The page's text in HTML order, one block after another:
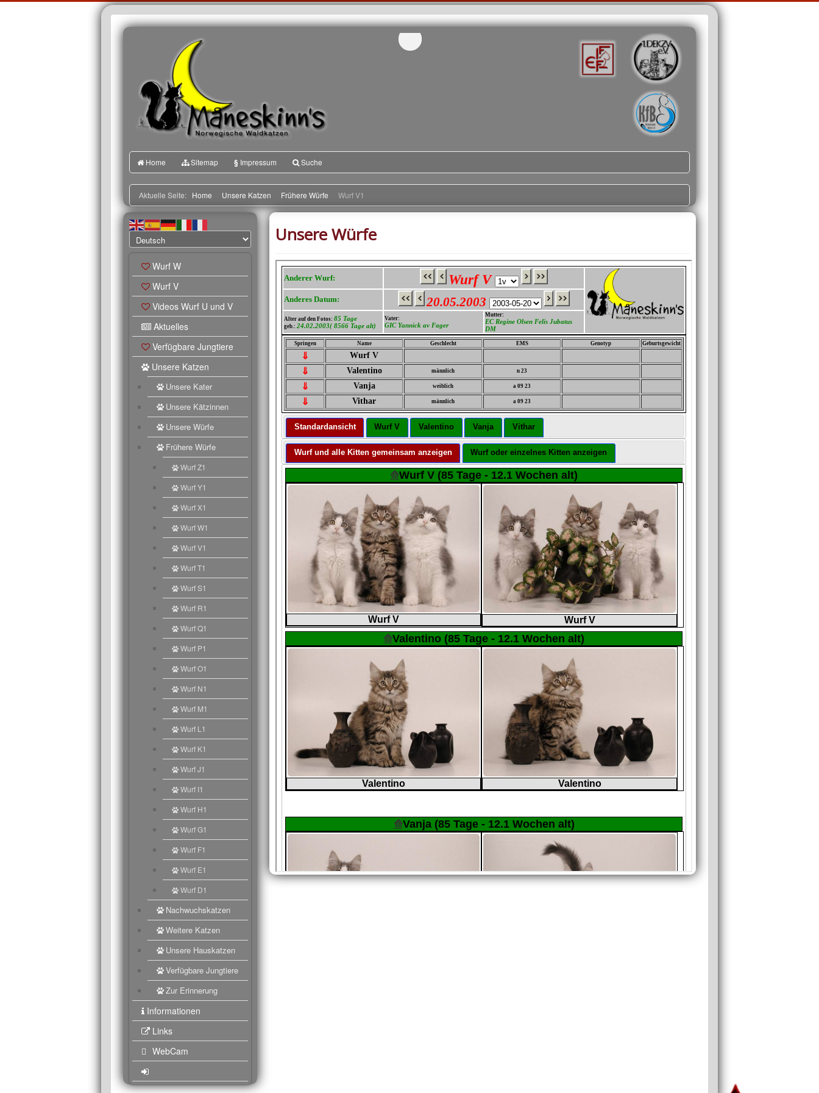
Home Sitemap § Impressum Suche
Aktuelle Seite: Home Unsere Katzen Frühere Würfe Wurf V1
Wurf W
Wurf V
Videos Wurf U und V
Aktuelles
Verfügbare Jungtiere
Unsere Katzen
Unsere Kater
Unsere Kätzinnen
Unsere Würfe
Frühere Würfe
Wurf Z1
Wurf Y1
Wurf X1
Wurf W1
Wurf V1
Wurf T1
Wurf S1
Wurf R1
Wurf Q1
Wurf P1
Wurf O1
Wurf N1
Wurf M1
Wurf L1
Wurf K1
Wurf J1
Wurf I1
Wurf H1
Wurf G1
Wurf F1
Wurf E1
Wurf D1
Nachwuchskatzen
Weitere Katzen
Unsere Hauskatzen
Verfügbare Jungtiere
Zur Erinnerung
Informationen
Links
WebCam
Unsere Würfe